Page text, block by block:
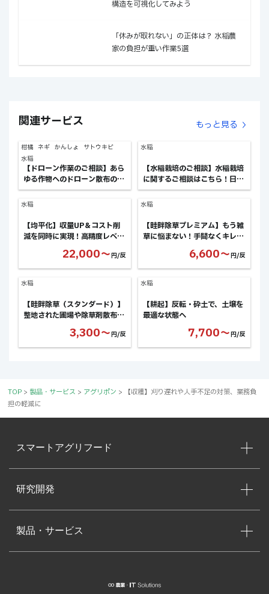
構造を可視化してみよう
「休みが取れない」の正体は？ 水稲農
家の負担が重い作業5選
関連サービス もっと見る
柑橘 ネギ かんしょ
サトウキビ
水稲
【ドローン作業のご相談】あら
ゆる作物へのドローン散布のご
相談！ex.産地への防除立上な
ど
水稲
【水稲栽培のご相談】水稲栽培
に関するご相談はこちら！日々
の管理や作業のお悩みなど
水稲
【均平化】収量UP＆コスト削
減を同時に実現！高精度レベラ
ーで圃場を均平に22,000〜円/反
水稲
【畦畔除草プレミアム】もう雑
草に悩まない！手間なくキレイ
6,600〜円/反
水稲
【畦畔除草（スタンダード）】
整地された圃場や除草剤散布前
の簡易除草に最適なお手軽プラ
3,300〜円/反
水稲
【耕起】反転・砕土で、土壌を
最適な状態へ
7,700〜円/反
TOP > 製品・サービス > アグリポン >
【収穫】刈り遅れや人手不足の対策、業務負
担の軽減に
スマートアグリフード
研究開発
製品・サービス